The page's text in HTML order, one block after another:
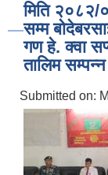
मिति
सम्म
गण हे. क्वा
तालिम सम्पन्न |
Submitted on: